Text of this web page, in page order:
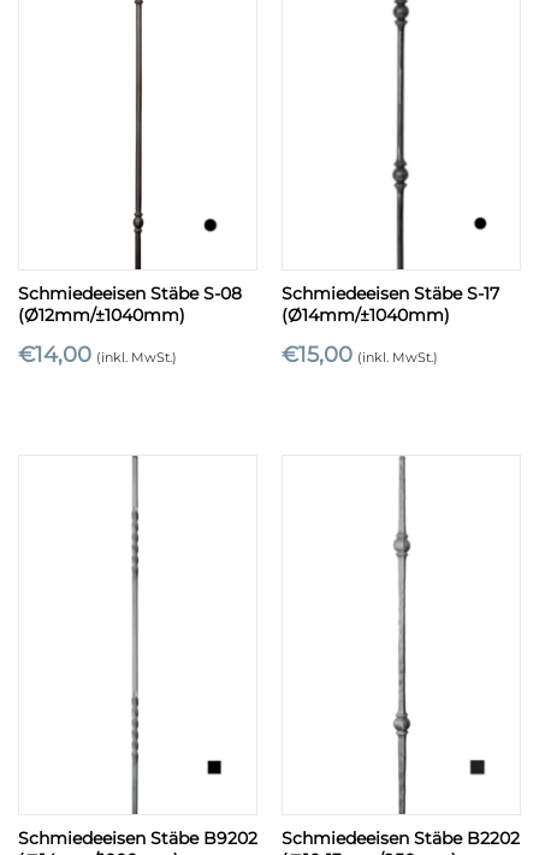
Schmiedeeisen Stäbe S-08
(Ø12mm/±1040mm)
€14,00 (inkl. MwSt.)
Schmiedeeisen Stäbe S-17
(Ø14mm/±1040mm)
€15,00 (inkl. MwSt.)
Schmiedeeisen Stäbe B9202
Schmiedeeisen Stäbe B2202